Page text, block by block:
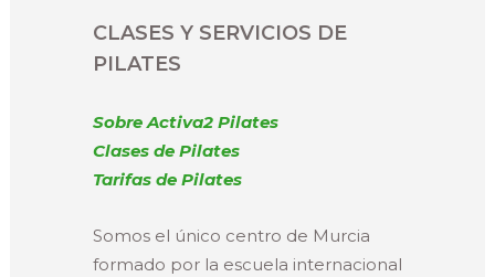
CLASES Y SERVICIOS DE
PILATES
Sobre Activa2 Pilates
Clases de Pilates
Tarifas de Pilates
Somos el único centro de Murcia
formado por la escuela internacional